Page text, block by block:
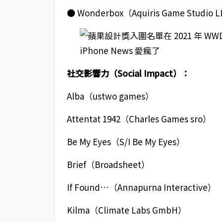
● Wonderbox（Aquiris Game Studio
社交影響力（Social Impact）：
Alba（ustwo games）
Attentat 1942（Charles Games sro）
Be My Eyes（S/I Be My Eyes）
Brief（Broadsheet）
If Found…（Annapurna Interactive）
Kilma（Climate Labs GmbH）